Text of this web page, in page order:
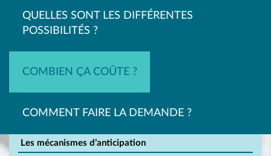
QUELLES SONT LES DIFFÉRENTES
POSSIBILITÉS ?
COMBIEN ÇA COÛTE ?
COMMENT FAIRE LA DEMANDE ?
Les mécanismes d’anticipation